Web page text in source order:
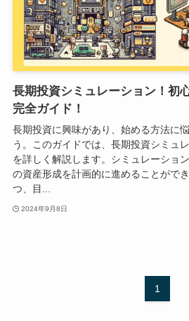
長期投資シミュレーション！初
完全ガイド！
長期投資に興味があり、始める方法に
う。このガイドでは、長期投資シミュ
を詳しく解説します。シミュレーショ
の資産形成を計画的に進めることがで
つ、目...
2024年9月8日
1